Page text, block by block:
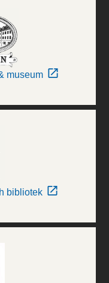
museum
bibliotek